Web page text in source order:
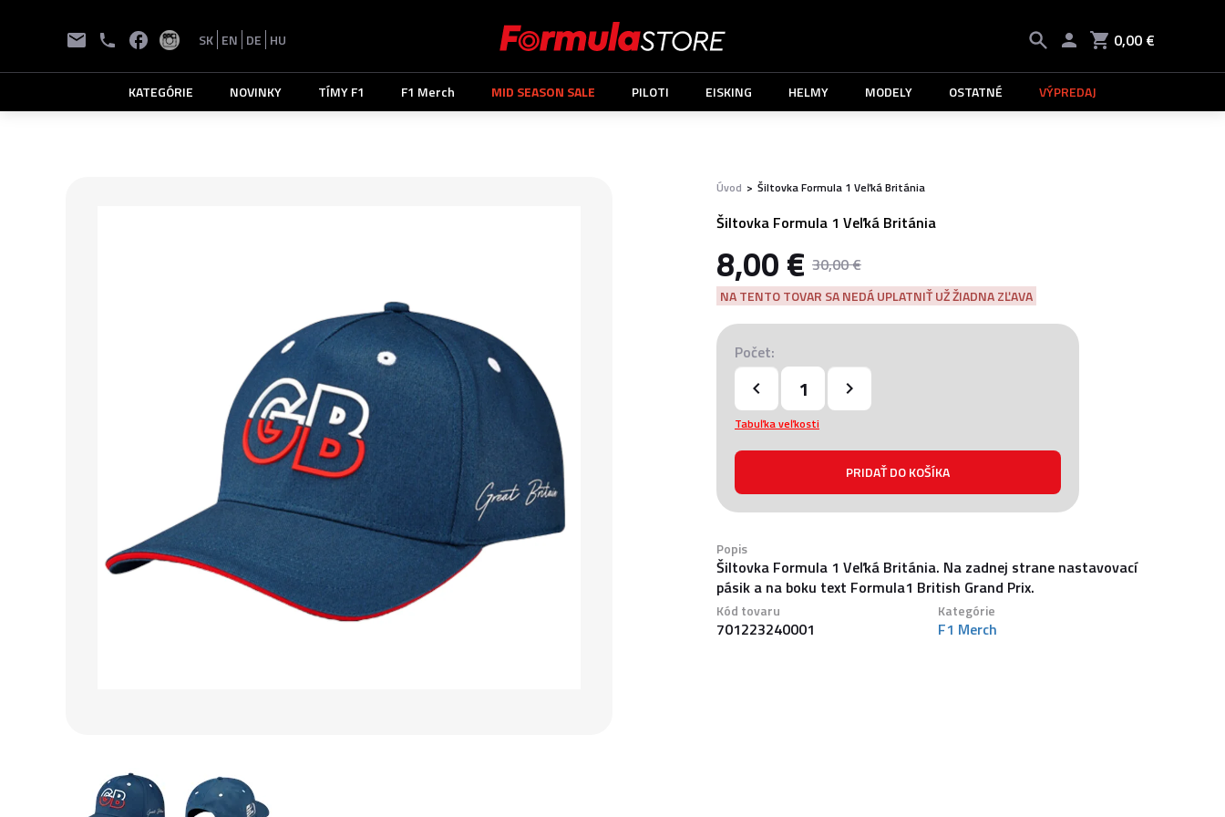
SK EN DE HU 0,00 €
KATEGÓRIE NOVINKY TÍMY F1 F1 Merch MID SEASON SALE PILOTI EISKING HELMY MODELY OSTATNÉ VÝPREDAJ
Úvod > Šiltovka Formula 1 Veľká Británia
Šiltovka Formula 1 Veľká Británia
8,00 € 30,00 €
NA TENTO TOVAR SA NEDÁ UPLATNIŤ UŽ ŽIADNA ZĽAVA
Počet:
Tabuľka veľkosti
Popis
Šiltovka Formula 1 Veľká Británia. Na zadnej strane nastavovací
pásik a na boku text Formula1 British Grand Prix.
Kód tovaru
701223240001
Kategórie
F1 Merch